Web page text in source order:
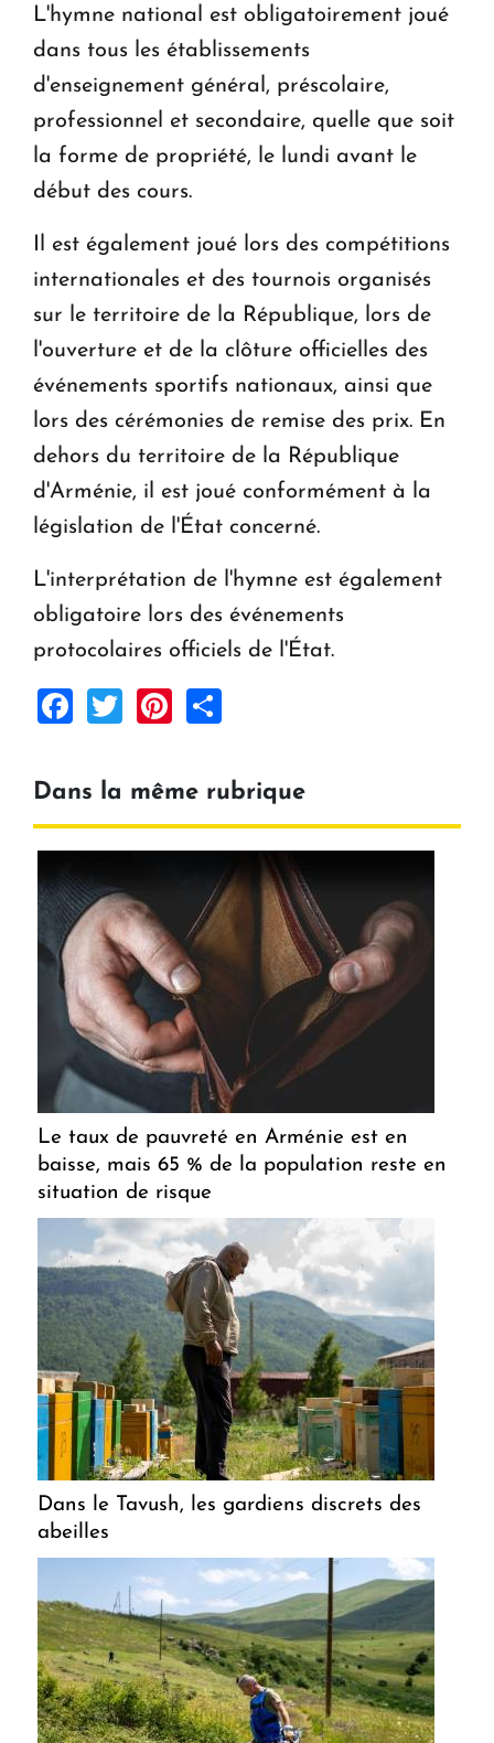
L'hymne national est obligatoirement joué
dans tous les établissements
d'enseignement général, préscolaire,
professionnel et secondaire, quelle que soit
la forme de propriété, le lundi avant le
début des cours.
Il est également joué lors des compétitions
internationales et des tournois organisés
sur le territoire de la République, lors de
l'ouverture et de la clôture officielles des
événements sportifs nationaux, ainsi que
lors des cérémonies de remise des prix. En
dehors du territoire de la République
d'Arménie, il est joué conformément à la
législation de l'État concerné.
L'interprétation de l'hymne est également
obligatoire lors des événements
protocolaires officiels de l'État.
Facebook
TwitterPinterest
Dans la même rubrique
Le taux de pauvreté en Arménie est en
baisse, mais 65 % de la population reste en
situation de risque
Dans le Tavush, les gardiens discrets des
abeilles